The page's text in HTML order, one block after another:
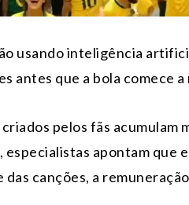
usando inteligência
antes que a bola comece
pelos fãs acumulam
apontam que
canções, a